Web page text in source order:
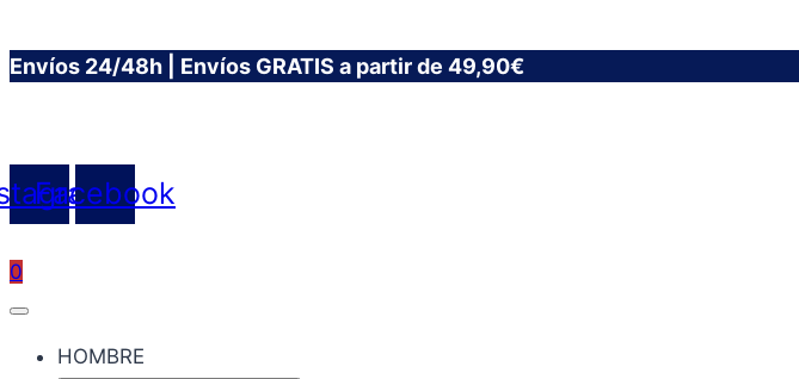
Saltar
Envíos 24/48h | Envíos GRATIS a partir de 49,90€
Facebook
0
HOMBRE